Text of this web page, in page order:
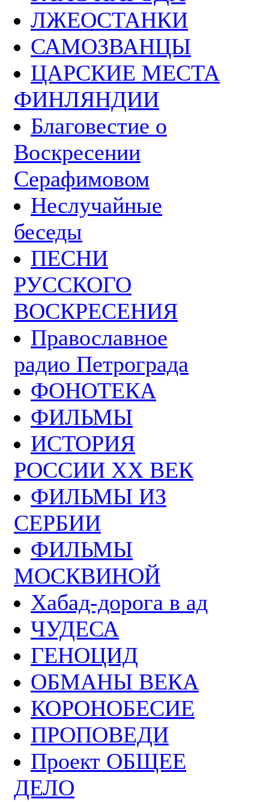
ЛЖЕОСТАНКИ
САМОЗВАНЦЫ
ЦАРСКИЕ МЕСТА
ФИНЛЯНДИИ
Благовестие о
Воскресении
Серафимовом
Неслучайные
беседы
ПЕСНИ
РУССКОГО
ВОСКРЕСЕНИЯ
Православное
радио Петрограда
ФОНОТЕКА
ФИЛЬМЫ
ИСТОРИЯ
РОССИИ ХХ ВЕК
ФИЛЬМЫ ИЗ
СЕРБИИ
ФИЛЬМЫ
МОСКВИНОЙ
Хабад-дорога в ад
ЧУДЕСА
ГЕНОЦИД
ОБМАНЫ ВЕКА
КОРОНОБЕСИЕ
ПРОПОВЕДИ
Проект ОБЩЕЕ
ДЕЛО